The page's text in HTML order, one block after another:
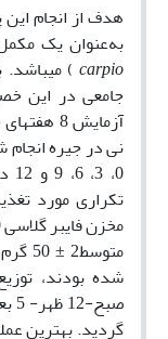
هدف از انجام این
به‌عنوان یک
carpio ) می­باشد.
جامعی در این
آزمایش